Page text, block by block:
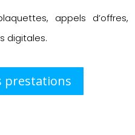
appels d’offres,
digitales.
prestations